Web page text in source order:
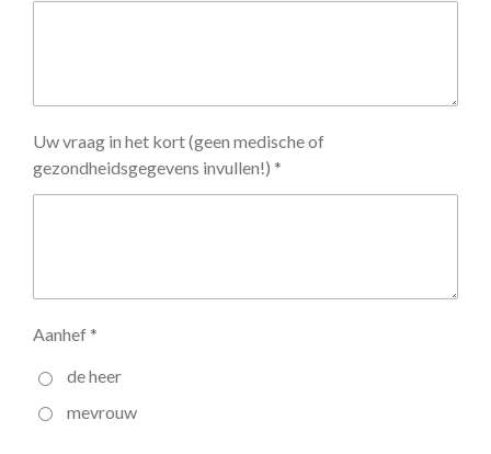
Uw vraag in het kort (geen medische of
gezondheidsgegevens invullen!) *
Aanhef *
de heer
mevrouw